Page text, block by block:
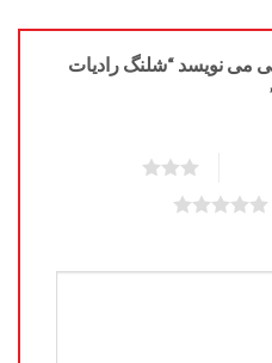
می نویسد “شلنگ رادیات